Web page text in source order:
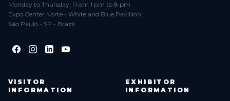
Monday to Thursday, From 1 pm to 8 pm
Expo Center Norte - White and Blue Pavillion
São Paulo - SP - Brazil
VISITOR
INFORMATION
EXHIBITOR
INFORMATION